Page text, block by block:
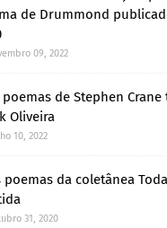
de Drummond
09, 2022
poemas de Stephen
Oliveira
10, 2022
poemas da coletânea
31, 2020